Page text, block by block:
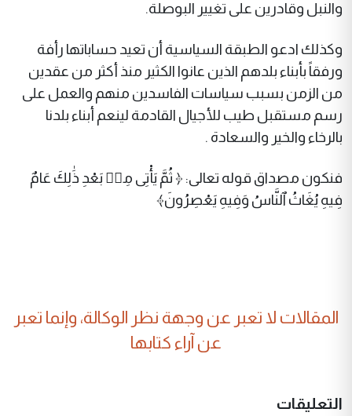
والنبل وقادرين على تغيير البوصلة.
وكذلك ادعو الطبقة السياسية أن تعيد حساباتها رأفة
ورفقاً بأبناء بلدهم الذين عانوا الكثير منذ أكثر من عقدين
من الزمن بسبب سياسات الفاسدين منهم والعمل على
رسم مستقبل طيب للأجيال القادمة لينعم أبناء بلدنا
بالرخاء والخير والسعادة .
فنكون مصداق قوله تعالى: ﴿ ثُمَّ يَأْتِى مِنۢ بَعْدِ ذَٰلِكَ عَامٌ
فِيهِ يُغَاثُ ٱلنَّاسُ وَفِيهِ يَعْصِرُونَ﴾
المقالات لا تعبر عن وجهة نظر الوكالة، وإنما تعبر
عن آراء كتابها
التعليقات